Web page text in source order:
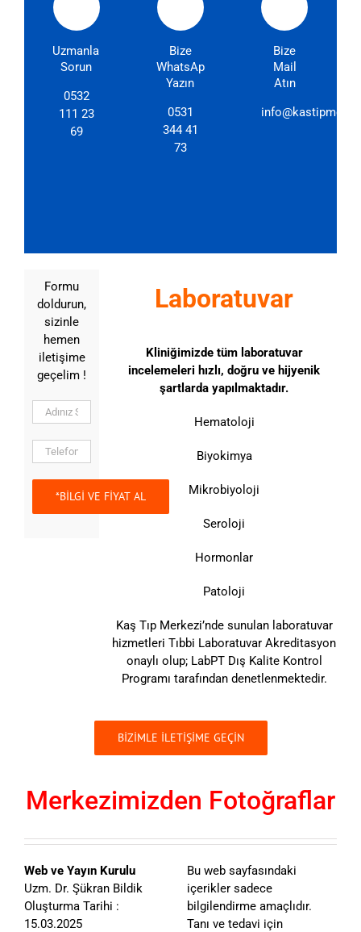
Uzmanlarımıza
Sorun
0532
111 23
69
Bize
WhatsApp'dan
Yazın
0531
344 41
73
Bize
Mail
Atın
Formu
doldurun,
sizinle
hemen
iletişime
geçelim !
Laboratuvar
Kliniğimizde tüm laboratuvar
incelemeleri hızlı, doğru ve hijyenik
şartlarda yapılmaktadır.
Hematoloji
Biyokimya
Mikrobiyoloji
Seroloji
Hormonlar
Patoloji
Kaş Tıp Merkezi’nde sunulan laboratuvar
hizmetleri Tıbbi Laboratuvar Akreditasyon
onaylı olup; LabPT Dış Kalite Kontrol
Programı tarafından denetlenmektedir.
BİZİMLE İLETİŞİME GEÇİN
Merkezimizden Fotoğraflar
Web ve Yayın Kurulu
Uzm. Dr. Şükran Bildik
Oluşturma Tarihi :
15.03.2025
Bu web sayfasındaki
içerikler sadece
bilgilendirme amaçlıdır.
Tanı ve tedavi için